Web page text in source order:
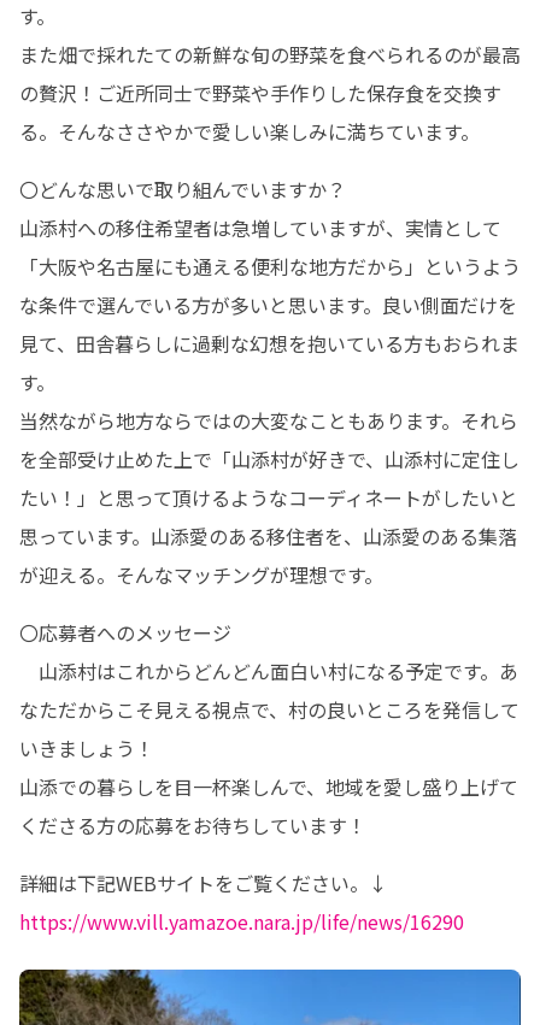
す。
また畑で採れたての新鮮な旬の野菜を食べられるのが最高
の贅沢！ご近所同士で野菜や手作りした保存食を交換す
る。そんなささやかで愛しい楽しみに満ちています。
〇どんな思いで取り組んでいますか？
山添村への移住希望者は急増していますが、実情として
「大阪や名古屋にも通える便利な地方だから」というよう
な条件で選んでいる方が多いと思います。良い側面だけを
見て、田舎暮らしに過剰な幻想を抱いている方もおられま
す。
当然ながら地方ならではの大変なこともあります。それら
を全部受け止めた上で「山添村が好きで、山添村に定住し
たい！」と思って頂けるようなコーディネートがしたいと
思っています。山添愛のある移住者を、山添愛のある集落
が迎える。そんなマッチングが理想です。
〇応募者へのメッセージ
山添村はこれからどんどん面白い村になる予定です。あ
なただからこそ見える視点で、村の良いところを発信して
いきましょう！
山添での暮らしを目一杯楽しんで、地域を愛し盛り上げて
くださる方の応募をお待ちしています！
https://www.vill.yamazoe.nara.jp/life/news/16290